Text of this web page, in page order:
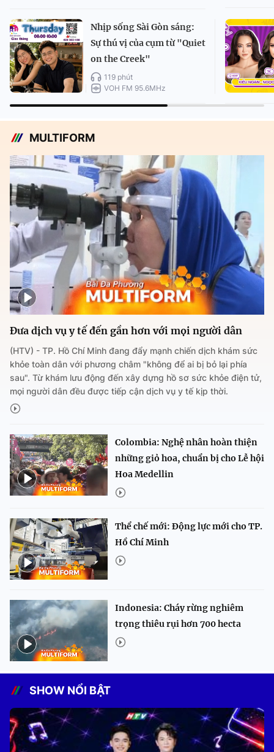
Nhịp sống Sài Gòn sáng:
Sự thú vị của cụm từ "Quiet
on the Creek"
119 phút
VOH FM 95.6MHz
MULTIFORM
Đưa dịch vụ y tế đến gần hơn với mọi người dân
(HTV) - TP. Hồ Chí Minh đang đẩy mạnh chiến dịch khám sức
khỏe toàn dân với phương châm "không để ai bị bỏ lại phía
sau". Từ khám lưu động đến xây dựng hồ sơ sức khỏe điện tử,
mọi người dân đều được tiếp cận dịch vụ y tế kịp thời.
Colombia: Nghệ nhân hoàn thiện
những giỏ hoa, chuẩn bị cho Lễ hội
Hoa Medellin
Thể chế mới: Động lực mới cho TP.
Hồ Chí Minh
Indonesia: Cháy rừng nghiêm
trọng thiêu rụi hơn 700 hecta
SHOW NỔI BẬT